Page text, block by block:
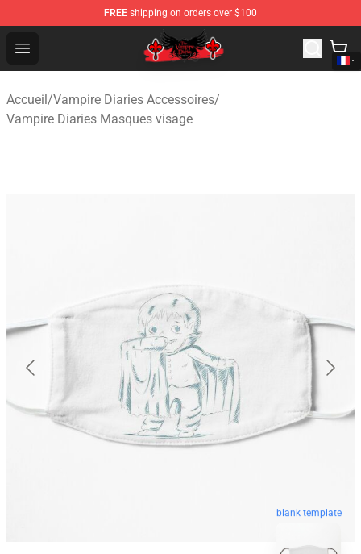
FREE shipping on orders over $100
Open menu
The Vampire Diaries Shop - Official The Vampire
Accueil/Vampire Diaries Accessoires/
Vampire Diaries Masques visage
blank template